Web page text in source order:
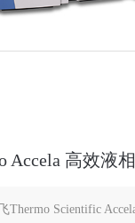
Accela 高效液
Thermo Scientific